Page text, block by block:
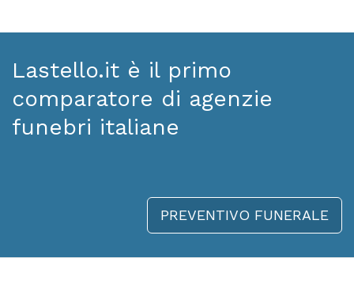
Lastello.it è il primo
comparatore di agenzie
funebri italiane
PREVENTIVO FUNERALE